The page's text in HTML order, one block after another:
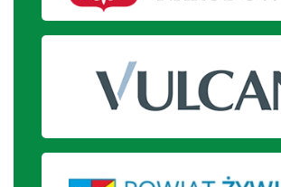
Uczniowie na